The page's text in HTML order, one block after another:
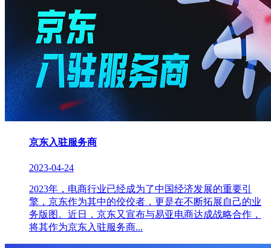
京东入驻服务商
2023-04-24
2023年，电商行业已经成为了中国经济发展的重要引
擎，京东作为其中的佼佼者，更是在不断拓展自己的业
务版图。近日，京东又宣布与易亚电商达成战略合作，
将其作为京东入驻服务商...